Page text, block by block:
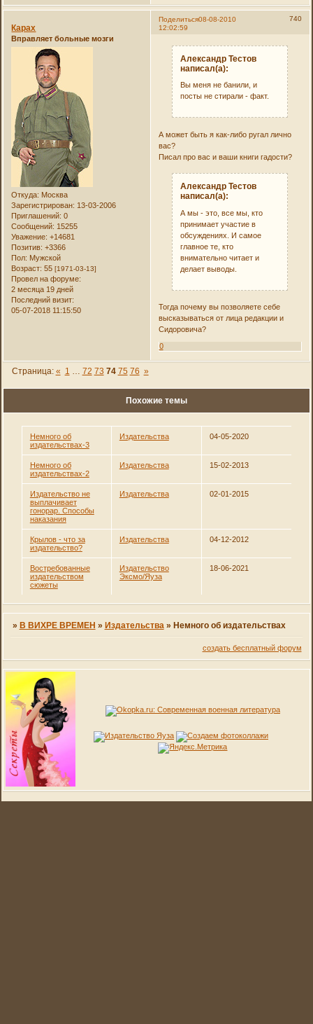
Поделиться 740
08-08-2010
12:02:59
Карах
Вправляет больные мозги
Откуда: Москва
Зарегистрирован: 13-03-2006
Приглашений: 0
Сообщений: 15255
Уважение: +14681
Позитив: +3366
Пол: Мужской
Возраст: 55[1971-03-13]
Провел на форуме:
2 месяца 19 дней
Последний визит:
05-07-2018 11:15:50
Александр Тестов
написал(а):
Вы меня не банили, и
посты не стирали - факт.
А может быть я как-либо ругал лично
вас?
Писал про вас и ваши книги гадости?
Александр Тестов
написал(а):
А мы - это, все мы, кто
принимает участие в
обсуждениях. И самое
главное те, кто
внимательно читает и
делает выводы.
Тогда почему вы позволяете себе
высказываться от лица редакции и
Сидоровича?
0
Страница: « 1 72 73 74 75 76 »
Похожие темы
Немного об
издательствах-3
Издательства 04-05-2020
Немного об
издательствах-2
Издательства 15-02-2013
Издательство не
выплачивает
гонорар. Способы
наказания
Издательства 02-01-2015
Крылов - что за
издательство?
Издательства 04-12-2012
Востребованные
издательством
сюжеты
Издательство
Эксмо/Яуза
18-06-2021
» В ВИХРЕ ВРЕМЕН » Издательства » Немного об издательствах
создать бесплатный форум